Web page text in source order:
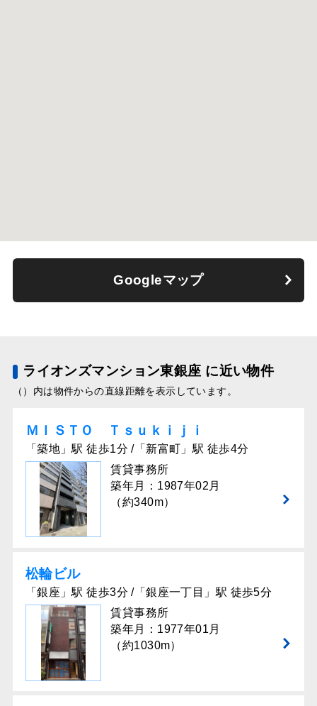
Googleマップ
ライオンズマンション東銀座 に近い物件
（）内は物件からの直線距離を表示しています。
ＭＩＳＴＯ Ｔｓｕｋｉｊｉ
「築地」駅 徒歩1分 /「新富町」駅 徒歩4分
賃貸事務所
築年月：1987年02月
（約340m）
松輪ビル
「銀座」駅 徒歩3分 /「銀座一丁目」駅 徒歩5分
賃貸事務所
築年月：1977年01月
（約1030m）